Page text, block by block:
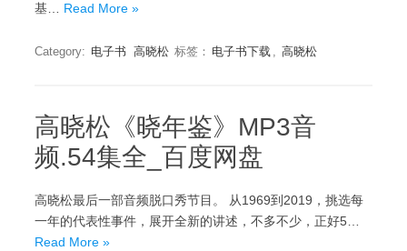
基… Read More »
Category: 电子书 高晓松 标签： 电子书下载 , 高晓松
高晓松《晓年鉴》MP3音
频.54集全_百度网盘
高晓松最后一部音频脱口秀节目。 从1969到2019，挑选每
一年的代表性事件，展开全新的讲述，不多不少，正好5…
Read More »